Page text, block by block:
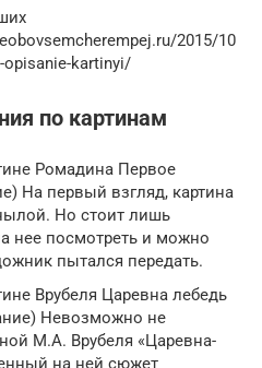
2015/10
kartinyi/
по картинам
Ромадина Первое
На первый взгляд, картина
Но стоит лишь
нее посмотреть и можно
пытался передать.
Врубеля Царевна лебедь
Невозможно не
М.А. Врубеля «Царевна-
на ней сюжет